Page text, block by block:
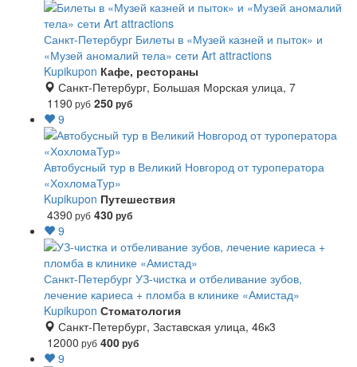
Санкт-Петербург Билеты в «Музей казней и пыток» и
«Музей аномалий тела» сети Art attractions
Kupikupon Кафе, рестораны
Санкт-Петербург, Большая Морская улица, 7
1190 руб 250руб
9
Автобусный тур в Великий Новгород от туроператора
«ХохломаТур»
Kupikupon Путешествия
4390 руб 430руб
9
Санкт-Петербург УЗ-чистка и отбеливание зубов,
лечение кариеса + пломба в клинике «Амистад»
Kupikupon Стоматология
Санкт-Петербург, Заставская улица, 46к3
12000 руб 400руб
9